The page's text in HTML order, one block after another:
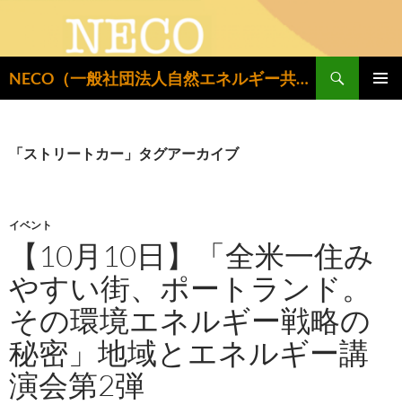
NECO（一般社団法人自然エネルギー共同設置推進機構）
索
ン
キ
「ストリートカー」タグアーカイブ
イベント
【10月10日】「全米一住み
やすい街、ポートランド。
その環境エネルギー戦略の
秘密」地域とエネルギー講
演会第2弾